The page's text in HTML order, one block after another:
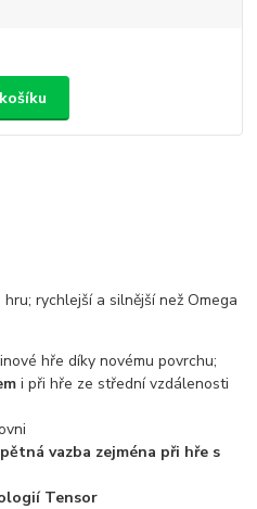
rychlejší a silnější než Omega
hře díky novému povrchu;
i při hře ze střední vzdálenosti
vazba zejména při hře s
Tensor